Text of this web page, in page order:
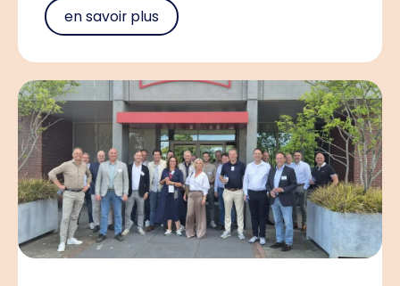
en savoir plus